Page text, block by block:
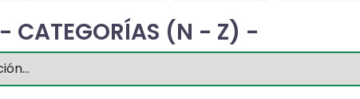
- CATEGORÍAS (N - Z) -